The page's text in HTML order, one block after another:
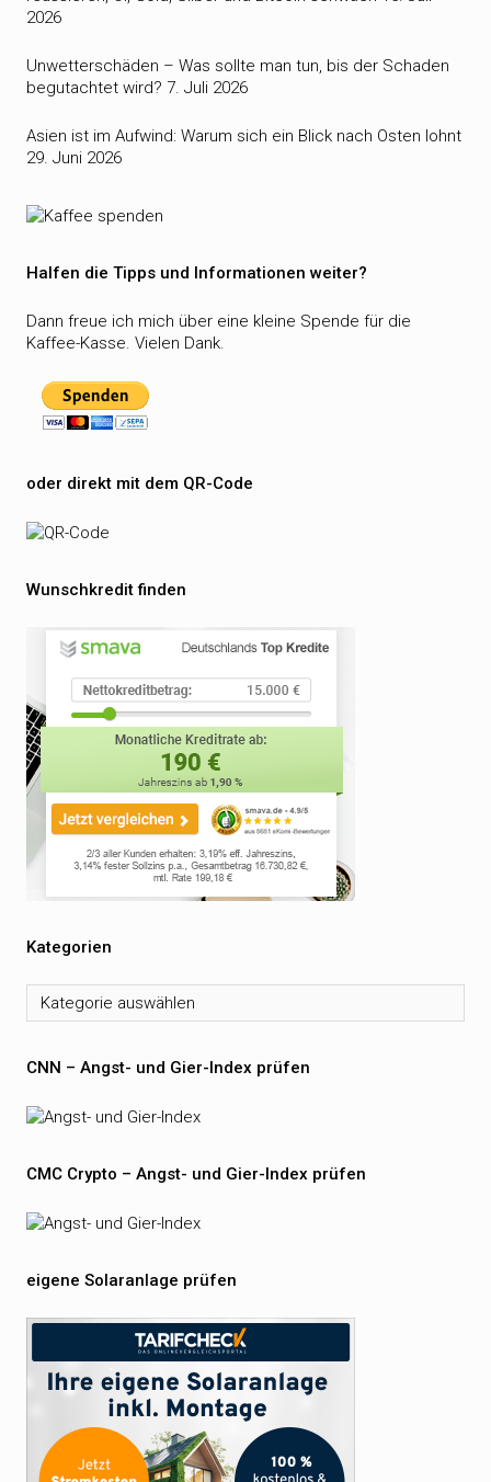
2026
Unwetterschäden – Was sollte man tun, bis der Schaden
begutachtet wird? 7. Juli 2026
Asien ist im Aufwind: Warum sich ein Blick nach Osten lohnt
29. Juni 2026
Halfen die Tipps und Informationen weiter?
Dann freue ich mich über eine kleine Spende für die
Kaffee-Kasse. Vielen Dank.
oder direkt mit dem QR-Code
Wunschkredit finden
Kategorien
Kategorien
CNN – Angst- und Gier-Index prüfen
CMC Crypto – Angst- und Gier-Index prüfen
eigene Solaranlage prüfen